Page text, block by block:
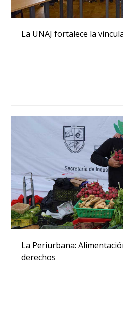
La UNAJ fortalece la
La Periurbana:
derechos